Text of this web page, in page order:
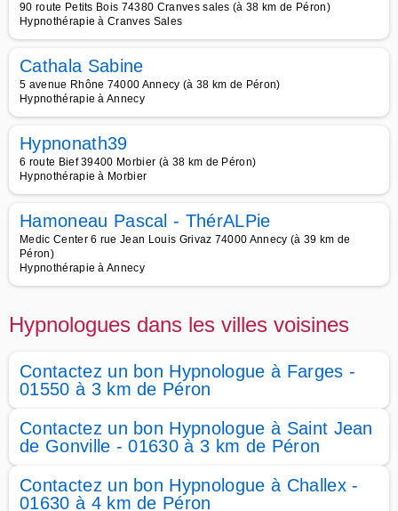
90 route Petits Bois 74380 Cranves sales (à 38 km de Péron)
Hypnothérapie à Cranves Sales
Cathala Sabine
5 avenue Rhône 74000 Annecy (à 38 km de Péron)
Hypnothérapie à Annecy
Hypnonath39
6 route Bief 39400 Morbier (à 38 km de Péron)
Hypnothérapie à Morbier
Hamoneau Pascal - ThérALPie
Medic Center 6 rue Jean Louis Grivaz 74000 Annecy (à 39 km de
Péron)
Hypnothérapie à Annecy
Hypnologues dans les villes voisines
Contactez un bon Hypnologue à Farges -
01550 à 3 km de Péron
Contactez un bon Hypnologue à Saint Jean
de Gonville - 01630 à 3 km de Péron
Contactez un bon Hypnologue à Challex -
01630 à 4 km de Péron